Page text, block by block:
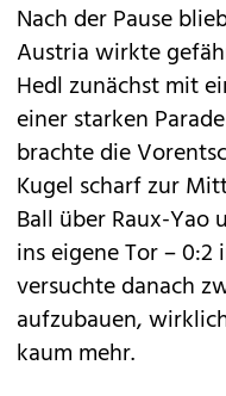
Nach der Pause
Austria wirkte
Hedl zunächst mit
einer starken
brachte die
Kugel scharf zur
Ball über Raux-Yao
ins eigene Tor –
versuchte danach
aufzubauen,
kaum mehr.